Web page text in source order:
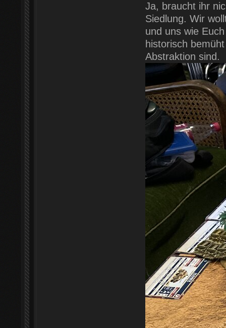
Ja, braucht ihr
Siedlung. Wir
und uns wie
historisch
Abstraktion sind.